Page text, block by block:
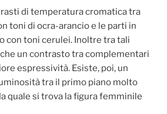
di temperatura cromatica tra
toni di ocra-arancio e le parti in
con toni cerulei. Inoltre tra tali
un contrasto tra complementari
espressività. Esiste, poi, un
tra il primo piano molto
quale si trova la figura femminile